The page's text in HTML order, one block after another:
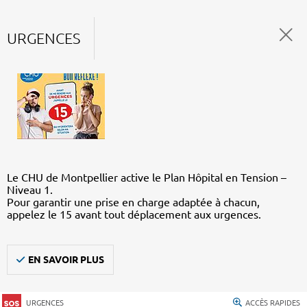
URGENCES
Le CHU de Montpellier active le Plan Hôpital en Tension –
Niveau 1.
Pour garantir une prise en charge adaptée à chacun,
appelez le 15 avant tout déplacement aux urgences.
EN SAVOIR PLUS
URGENCES ACCÈS RAPIDES